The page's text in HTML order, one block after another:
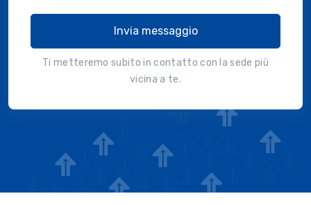
Invia messaggio
Ti metteremo subito in contatto con la sede più
vicina a te.